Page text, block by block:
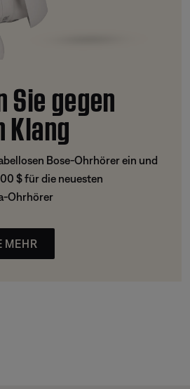
Sie gegen
Klang
Bose-Ohrhörer ein und
$ für die neuesten
Ohrhörer
MEHR